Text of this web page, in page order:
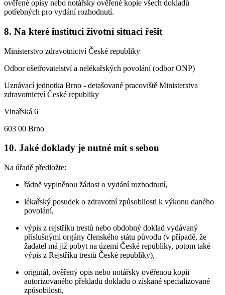
ověřené opisy nebo notářsky ověřené kopie všech dokladů
potřebných pro vydání rozhodnutí.
8. Na které instituci životní situaci řešit
Ministerstvo zdravotnictví České republiky
Odbor ošetřovatelství a nelékařských povolání (odbor ONP)
Uznávací jednotka Brno - detašované pracoviště Ministerstva
zdravotnictví České republiky
Vinařská 6
603 00 Brno
10. Jaké doklady je nutné mít s sebou
Na úřadě předložte:
řádně vyplněnou žádost o vydání rozhodnutí,
lékařský posudek o zdravotní způsobilosti k výkonu daného
povolání,
výpis z rejstříku trestů nebo obdobný doklad vydávaný
příslušnými orgány členského státu původu (v případě, že
žadatel má již pobyt na území České republiky, potom také
výpis z Rejstříku trestů České republiky),
originál, ověřený opis nebo notářsky ověřenou kopii
autorizovaného překladu dokladu o získané specializované
způsobilosti,